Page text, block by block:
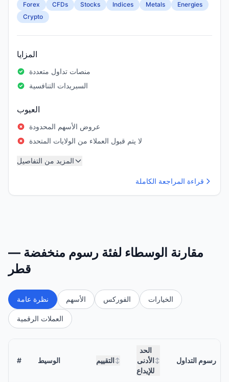
Forex CFDs Stocks Indices Metals
Energies
Crypto
المزايا
منصات تداول متعددة
السبريدات التنافسية
العيوب
عروض الأسهم المحدودة
لا يتم قبول العملاء من الولايات المتحدة
المزيد من التفاصيل
قراءة المراجعة الكاملة
مقارنة الوسطاء لفئة رسوم منخفضة —
قطر
نظرة عامة الأسهم الفوركس الخيارات
العملات الرقمية
# الوسيط التقييم ↕
الحد
الأدنى
للإيداع
↕ رسوم التداول